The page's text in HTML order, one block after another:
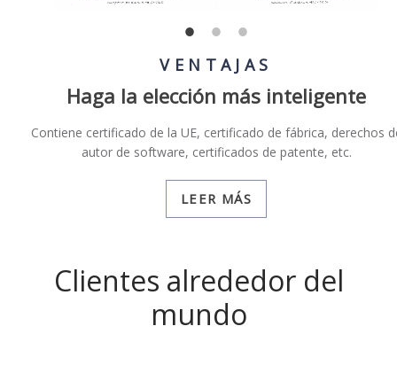
VENTAJAS
Haga la elección más inteligente
Contiene certificado de la UE, certificado de fábrica, derechos
autor de software, certificados de patente, etc.
LEER MÁS
Clientes alrededor del
mundo